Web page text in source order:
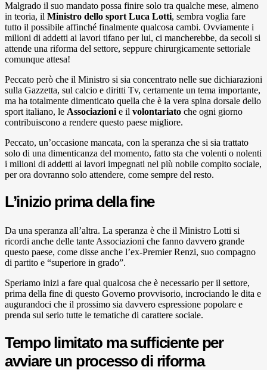
Malgrado il suo mandato possa finire solo tra qualche mese, almeno
in teoria, il Ministro dello sport Luca Lotti, sembra voglia fare
tutto il possibile affinché finalmente qualcosa cambi. Ovviamente i
milioni di addetti ai lavori tifano per lui, ci mancherebbe, da secoli si
attende una riforma del settore, seppure chirurgicamente settoriale
comunque attesa!
Peccato però che il Ministro si sia concentrato nelle sue dichiarazioni
sulla Gazzetta, sul calcio e diritti Tv, certamente un tema importante,
ma ha totalmente dimenticato quella che è la vera spina dorsale dello
sport italiano, le Associazioni e il volontariato che ogni giorno
contribuiscono a rendere questo paese migliore.
Peccato, un’occasione mancata, con la speranza che si sia trattato
solo di una dimenticanza del momento, fatto sta che volenti o nolenti
i milioni di addetti ai lavori impegnati nel più nobile compito sociale,
per ora dovranno solo attendere, come sempre del resto.
L’inizio prima della fine
Da una speranza all’altra. La speranza è che il Ministro Lotti si
ricordi anche delle tante Associazioni che fanno davvero grande
questo paese, come disse anche l’ex-Premier Renzi, suo compagno
di partito e “superiore in grado”.
Speriamo inizi a fare qual qualcosa che è necessario per il settore,
prima della fine di questo Governo provvisorio, incrociando le dita e
augurandoci che il prossimo sia davvero espressione popolare e
prenda sul serio tutte le tematiche di carattere sociale.
Tempo limitato ma sufficiente per
avviare un processo di riforma